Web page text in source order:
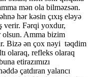
mən ola bilməzsən.
hər kəsin çıxış eləyə
verir. Fərqi yoxdur,
olsun. Amma bizim
Bizə ən çox nəyi təqdim
olaraq, refleks olaraq
etirazımızı
çatdıran yalancı